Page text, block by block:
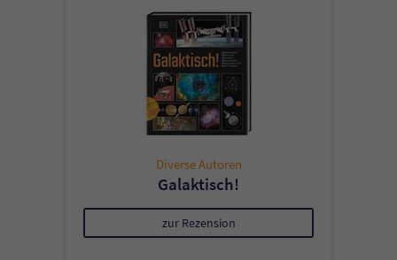
Diverse Autoren
Galaktisch!
zur Rezension